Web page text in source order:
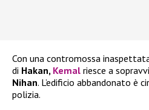
Con una contromossa
di Hakan, Kemal riesce a
Nihan. L’edificio abbandonato è
polizia.